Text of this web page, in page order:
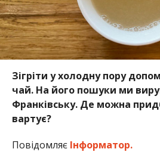
Зігріти у холодну пору
чай. На його пошуки ми
Франківську. Де можна
вартує?
Повідомляє Інформатор.